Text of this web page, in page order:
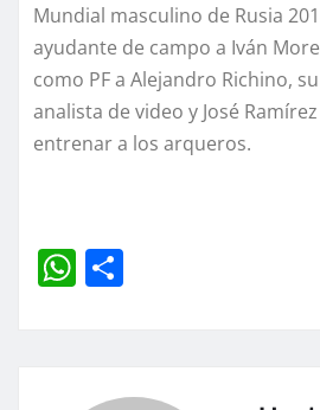
Mundial masculino de Rusia
ayudante de campo a Iván
como PF a Alejandro Richino,
analista de video y José
entrenar a los arqueros.
W